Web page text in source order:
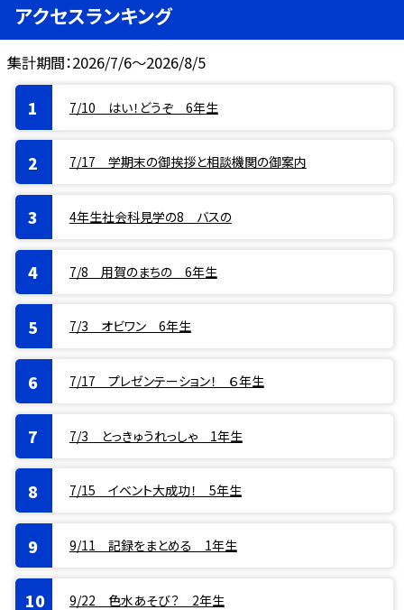
アクセスランキング
集計期間：2026/7/6～2026/8/5
7/10 はい！どうぞ 6年生
7/17 学期末の御挨拶と相談機関の御案内
4年生社会科見学の8 バスの
7/8 用賀のまちの 6年生
7/3 オビワン 6年生
7/17 プレゼンテーション！ ６年生
7/3 とっきゅうれっしゃ 1年生
7/15 イベント大成功！ 5年生
9/11 記録をまとめる 1年生
9/22 色水あそび？ 2年生